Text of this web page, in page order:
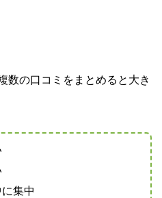
数の口コミをまとめると大き
集中